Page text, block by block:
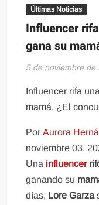
Últimas Noticias
Influencer
gana su
5 de noviembre de
Influencer rifa
mamá. ¿El
PorAurora
noviembre 03,
Una influencer
ganando su
días, Lore Garza